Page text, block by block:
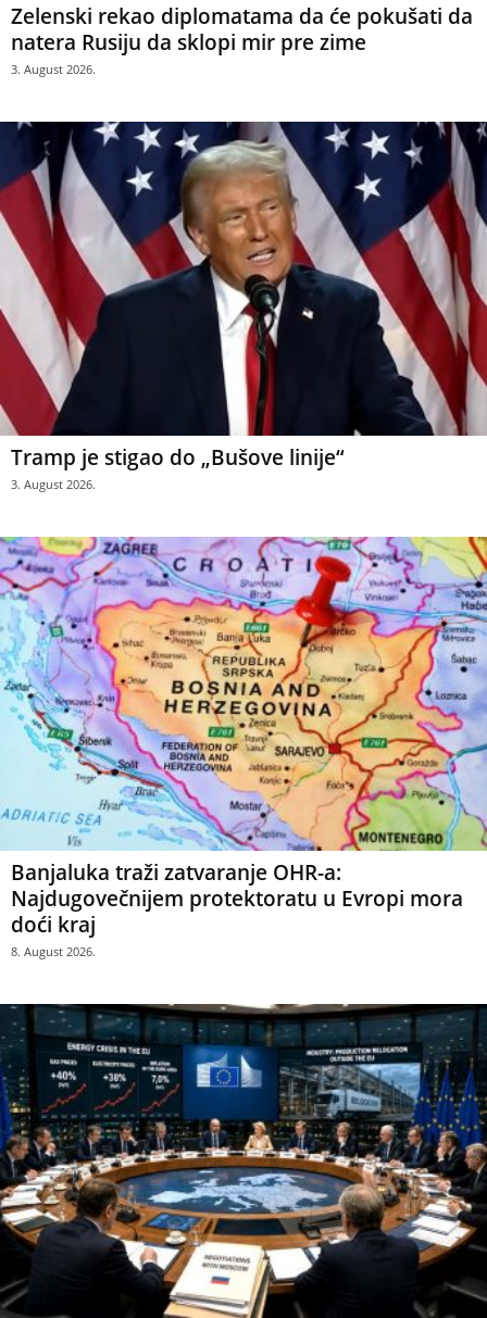
Zelenski rekao diplomatama da će pokušati da
natera Rusiju da sklopi mir pre zime
3. August 2026.
Tramp je stigao do „Bušove linije“
3. August 2026.
Banjaluka traži zatvaranje OHR-a:
Najdugovečnijem protektoratu u Evropi mora
doći kraj
8. August 2026.